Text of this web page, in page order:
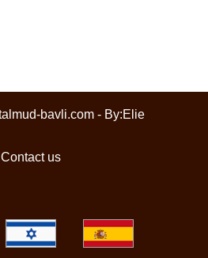
bavli.com - By:Elie
Contact us